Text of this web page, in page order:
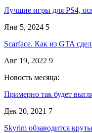
Лучшие игры для PS4,
Янв 5, 2024 5
Scarface. Как из GTA
Авг 19, 2022 9
Новость месяца:
Примерно так будет
Дек 20, 2021 7
Skyrim обзаводится